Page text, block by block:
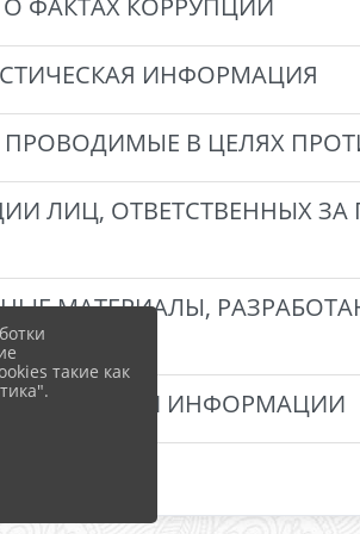
ФАКТАХ КОРРУПЦИИ
ИНФОРМАЦИЯ
В ЦЕЛЯХ
ЛИЦ, ОТВЕТСТВЕННЫХ
МАТЕРИАЛЫ,
ИНФОРМАЦИИ
такие как